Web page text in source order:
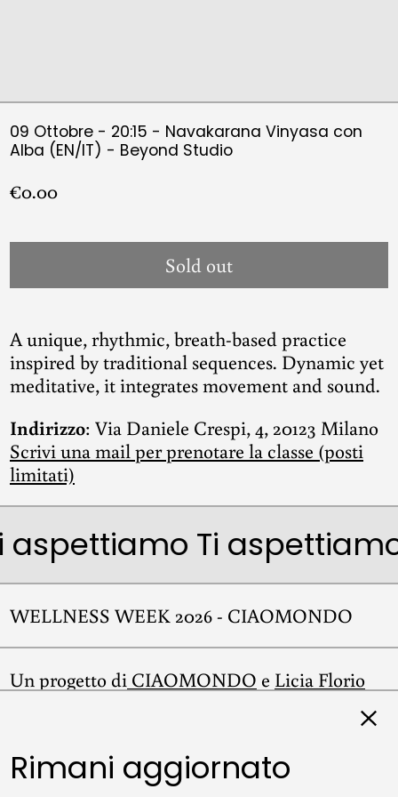
09 Ottobre - 20:15 - Navakarana Vinyasa con
Alba (EN/IT) - Beyond Studio
Regular
€0.00
Sold out
A unique, rhythmic, breath-based practice
inspired by traditional sequences. Dynamic yet
meditative, it integrates movement and sound.
Indirizzo: Via Daniele Crespi, 4, 20123 Milano
Scrivi una mail per prenotare la classe (posti
limitati)
aspettiamo Ti
WELLNESS WEEK 2026 - CIAOMONDO
Un progetto di CIAOMONDO e Licia Florio
Rimani aggiornato